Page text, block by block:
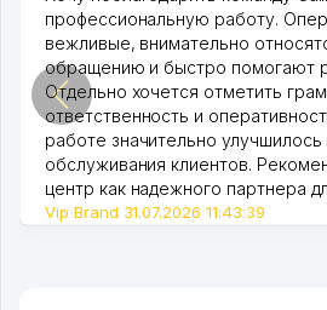
профессиональную работу.
вежливые, внимательно
обращению и быстро помогают
Отдельно хочется отметить
ответственность и
работе значительно улучшилось
обслуживания клиентов.
центр как надежного партнера
Vip Brand 31.07.2026 11:43:39